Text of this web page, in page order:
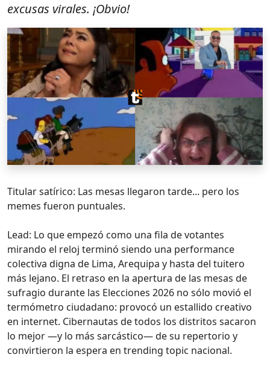
excusas virales. ¡Obvio!
Titular satírico: Las mesas llegaron tarde... pero los
memes fueron puntuales.
Lead: Lo que empezó como una fila de votantes
mirando el reloj terminó siendo una performance
colectiva digna de Lima, Arequipa y hasta del tuitero
más lejano. El retraso en la apertura de las mesas de
sufragio durante las Elecciones 2026 no sólo movió el
termómetro ciudadano: provocó un estallido creativo
en internet. Cibernautas de todos los distritos sacaron
lo mejor —y lo más sarcástico— de su repertorio y
convirtieron la espera en trending topic nacional.